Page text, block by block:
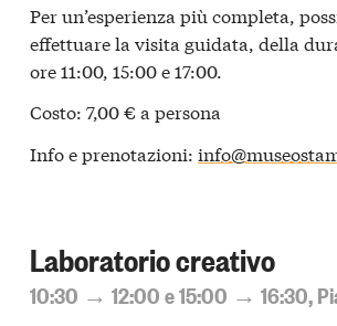
Per un’esperienza più completa,
effettuare la visita guidata, della
ore 11:00, 15:00 e 17:00.
Costo: 7,00 € a persona
Info e prenotazioni:
Laboratorio creativo
10:30 → 12:00 e 15:00 → 16:30,